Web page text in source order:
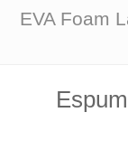
EVA Foam